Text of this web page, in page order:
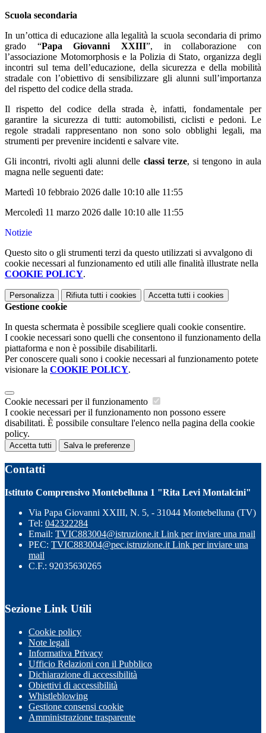
Scuola secondaria
In un’ottica di educazione alla legalità la scuola secondaria di primo
grado “Papa Giovanni XXIII”, in collaborazione con
l’associazione Motomorphosis e la Polizia di Stato, organizza degli
incontri sul tema dell’educazione, della sicurezza e della mobilità
stradale con l’obiettivo di sensibilizzare gli alunni sull’importanza
del rispetto del codice della strada.
Il rispetto del codice della strada è, infatti, fondamentale per
garantire la sicurezza di tutti: automobilisti, ciclisti e pedoni. Le
regole stradali rappresentano non sono solo obblighi legali, ma
strumenti per prevenire incidenti e salvare vite.
Gli incontri, rivolti agli alunni delle classi terze, si tengono in aula
magna nelle seguenti date:
Martedì 10 febbraio 2026 dalle 10:10 alle 11:55
Mercoledì 11 marzo 2026 dalle 10:10 alle 11:55
Notizie
Questo sito o gli strumenti terzi da questo utilizzati si avvalgono di
cookie necessari al funzionamento ed utili alle finalità illustrate nella
COOKIE POLICY.
Personalizza Rifiuta tutti i cookies Accetta tutti i cookies
Gestione cookie
In questa schermata è possibile scegliere quali cookie consentire.
I cookie necessari sono quelli che consentono il funzionamento della
piattaforma e non è possibile disabilitarli.
Per conoscere quali sono i cookie necessari al funzionamento potete
visionare la COOKIE POLICY.
Cookie necessari per il funzionamento
I cookie necessari per il funzionamento non possono essere
disabilitati. È possibile consultare l'elenco nella pagina della cookie
policy.
Accetta tutti Salva le preferenze
Contatti
Istituto Comprensivo Montebelluna 1 "Rita Levi Montalcini"
Via Papa Giovanni XXIII, N. 5, - 31044 Montebelluna (TV)
Tel: 042322284
Email: TVIC883004@istruzione.it Link per inviare una mail
PEC: TVIC883004@pec.istruzione.it Link per inviare una
mail
C.F.: 92035630265
Sezione Link Utili
Cookie policy
Note legali
Informativa Privacy
Ufficio Relazioni con il Pubblico
Dichiarazione di accessibilità
Obiettivi di accessibilità
Whistleblowing
Gestione consensi cookie
Amministrazione trasparente